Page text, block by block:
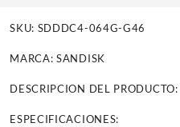
SKU: SDDDC4-064G-G46
MARCA: SANDISK
DESCRIPCION DEL
ESPECIFICACIONES: